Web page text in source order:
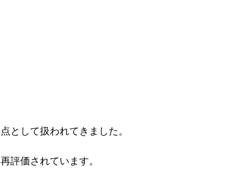
として扱われてきました。
評価されています。